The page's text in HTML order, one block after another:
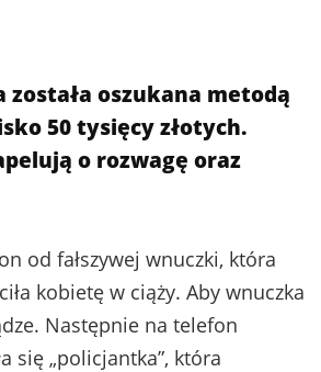
oszukana metodą
50 tysięcy złotych.
o rozwagę oraz
od fałszywej wnuczki, która
kobietę w ciąży. Aby wnuczka
Następnie na telefon
się „policjantka”, która